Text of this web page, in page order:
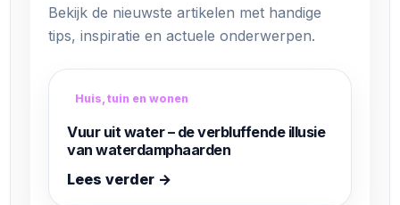
Bekijk de nieuwste artikelen met handige
tips, inspiratie en actuele onderwerpen.
Huis, tuin en wonen
Vuur uit water – de verbluffende illusie
van waterdamphaarden
Lees verder →